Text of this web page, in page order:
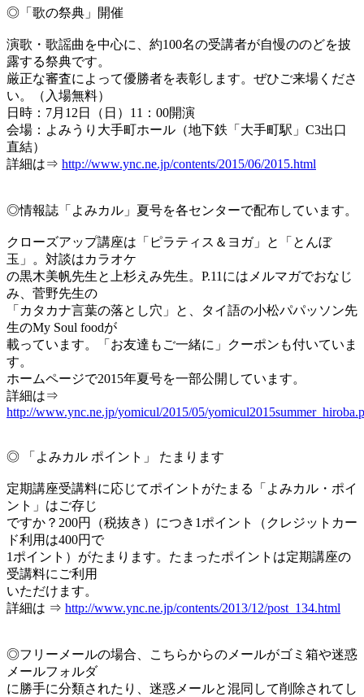
◎「歌の祭典」開催
演歌・歌謡曲を中心に、約100名の受講者が自慢ののどを披
露する祭典です。
厳正な審査によって優勝者を表彰します。ぜひご来場くださ
い。（入場無料）
日時：7月12日（日）11：00開演
会場：よみうり大手町ホール（地下鉄「大手町駅」C3出口
直結）
詳細は⇒ http://www.ync.ne.jp/contents/2015/06/2015.html
◎情報誌「よみカル」夏号を各センターで配布しています。
クローズアップ講座は「ピラティス＆ヨガ」と「とんぼ
玉」。対談はカラオケ
の黒木美帆先生と上杉えみ先生。P.11にはメルマガでおなじ
み、菅野先生の
「カタカナ言葉の落とし穴」と、タイ語の小松パパッソン先
生のMy Soul foodが
載っています。「お友達もご一緒に」クーポンも付いていま
す。
ホームページで2015年夏号を一部公開しています。
詳細は⇒
http://www.ync.ne.jp/yomicul/2015/05/
◎ 「よみカル ポイント」 たまります
定期講座受講料に応じてポイントがたまる「よみカル・ポイ
ント」はご存じ
ですか？200円（税抜き）につき1ポイント（クレジットカー
ド利用は400円で
1ポイント）がたまります。たまったポイントは定期講座の
受講料にご利用
いただけます。
詳細は ⇒ http://www.ync.ne.jp/contents/2013/12/post_134.html
◎フリーメールの場合、こちらからのメールがゴミ箱や迷惑
メールフォルダ
に勝手に分類されたり、迷惑メールと混同して削除されてし